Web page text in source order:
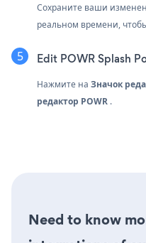
Сохраните ваши
реальном времени,
Edit POWR Splash
Нажмите на Значок
редактор POWR .
Need to know